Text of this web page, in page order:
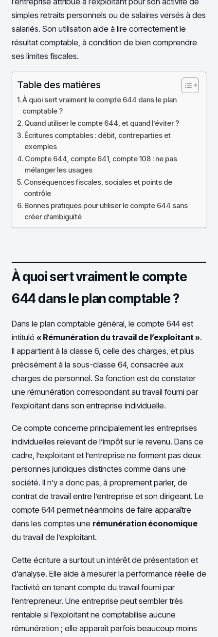
simples retraits personnels ou de salaires versés à des
salariés. Son utilisation aide à lire correctement le
résultat comptable, à condition de bien comprendre
ses limites fiscales.
Table des matières
À quoi sert vraiment le compte 644 dans le plan
comptable ?
Quand utiliser le compte 644, et quand l’éviter ?
Écritures comptables : débit, contreparties et
exemples
Compte 644, compte 641, compte 108 : ne pas
mélanger les usages
Conséquences fiscales, sociales et points de
contrôle
Bonnes pratiques pour utiliser le compte 644 sans
créer d’ambiguïté
À quoi sert vraiment le compte
644 dans le plan comptable ?
Dans le plan comptable général, le compte 644 est
intitulé « Rémunération du travail de l’exploitant ».
Il appartient à la classe 6, celle des charges, et plus
précisément à la sous-classe 64, consacrée aux
charges de personnel. Sa fonction est de constater
une rémunération correspondant au travail fourni par
l’exploitant dans son entreprise individuelle.
Ce compte concerne principalement les entreprises
individuelles relevant de l’impôt sur le revenu. Dans ce
cadre, l’exploitant et l’entreprise ne forment pas deux
personnes juridiques distinctes comme dans une
société. Il n’y a donc pas, à proprement parler, de
contrat de travail entre l’entreprise et son dirigeant. Le
compte 644 permet néanmoins de faire apparaître
dans les comptes une rémunération économique
du travail de l’exploitant.
Cette écriture a surtout un intérêt de présentation et
d’analyse. Elle aide à mesurer la performance réelle de
l’activité en tenant compte du travail fourni par
l’entrepreneur. Une entreprise peut sembler très
rentable si l’exploitant ne comptabilise aucune
rémunération ; elle apparaît parfois beaucoup moins